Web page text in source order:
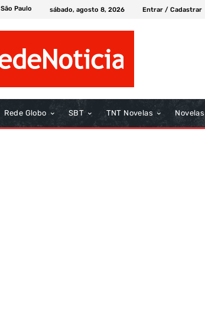
São Paulo sábado, agosto 8, 2026 Entrar / Cadastrar
Rede Globo SBT TNT Novelas